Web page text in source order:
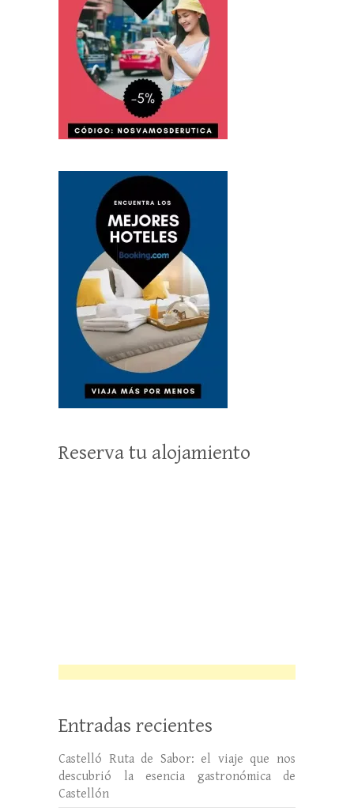
Reserva tu alojamiento
Entradas recientes
Castelló Ruta de Sabor: el viaje que nos
descubrió la esencia gastronómica de
Castellón